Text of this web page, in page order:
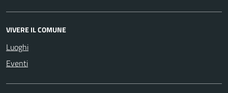
VIVERE IL COMUNE
Luoghi
Eventi